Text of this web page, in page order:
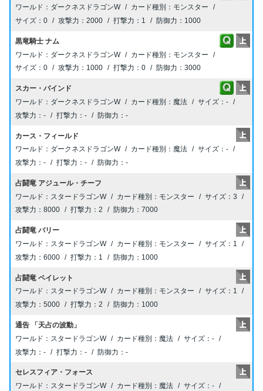
ダークネスドラゴンW
モンスター
0
2000 1 1000
黒竜騎士 ナム
ダークネスドラゴンW
モンスター
0
1000 0 3000
スカー・バインド
ダークネスドラゴンW
魔法
-
-
- -
カース・フィールド
ダークネスドラゴンW
魔法
-
-
- -
占闘竜 アジュール・チーフ
スタードラゴンW
モンスター
3
8000
2 7000
占闘竜 バリー
スタードラゴンW
モンスター
1
6000
1 1000
占闘竜 ペイレット
スタードラゴンW
モンスター
1
5000
2 1000
通告 「天占の波動」
スタードラゴンW
魔法
-
-
- -
セレスフィア・フォース
スタードラゴンW
魔法
-